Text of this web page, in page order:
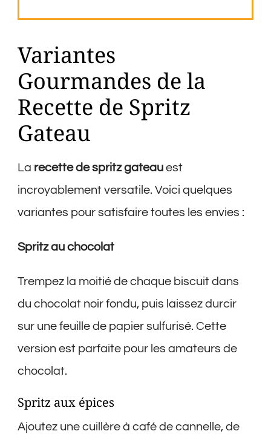
Variantes
Gourmandes de la
Recette de Spritz
Gateau
La recette de spritz gateau est
incroyablement versatile. Voici quelques
variantes pour satisfaire toutes les envies :
Spritz au chocolat
Trempez la moitié de chaque biscuit dans
du chocolat noir fondu, puis laissez durcir
sur une feuille de papier sulfurisé. Cette
version est parfaite pour les amateurs de
chocolat.
Spritz aux épices
Ajoutez une cuillère à café de cannelle, de